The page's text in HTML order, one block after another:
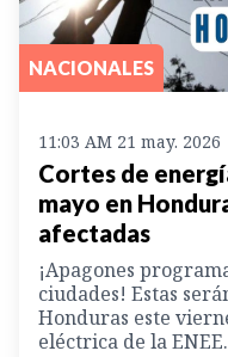
NACIONALES
11:03 AM 21 may. 2026
Cortes de
mayo en
afectadas
¡Apagones
ciudades! Estas
Honduras este
eléctrica de la ENEE.